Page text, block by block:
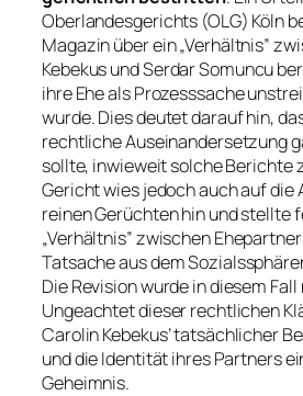
Oberlandesgerichts (OLG) Köln
Magazin über ein „Verhältnis”
Kebekus und Serdar Somuncu
ihre Ehe als Prozesssache
wurde. Dies deutet darauf hin,
rechtliche Auseinandersetzung
sollte, inwieweit solche Berichte
Gericht wies jedoch auch auf die
reinen Gerüchten hin und stellte
„Verhältnis” zwischen
Tatsache aus dem
Die Revision wurde in diesem
Ungeachtet dieser rechtlichen
Carolin Kebekus’ tatsächlicher
und die Identität ihres Partners
Geheimnis.